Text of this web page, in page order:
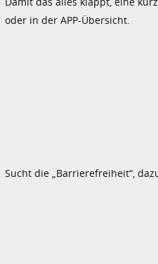
oder in der APP-Übersicht.
Sucht die „Barrierefreiheit“,